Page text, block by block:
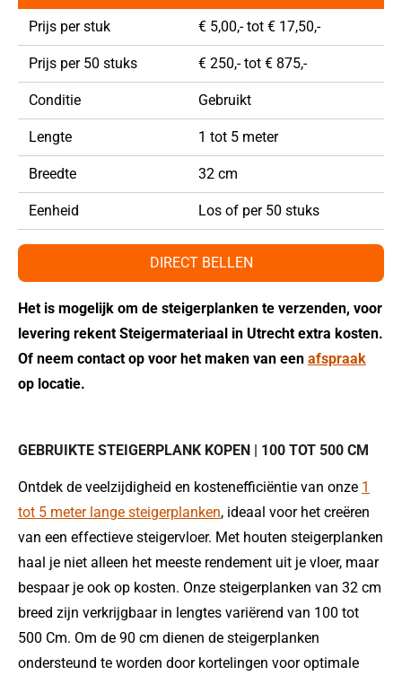
Prijs per stuk € 5,00,- tot € 17,50,-
Prijs per 50 stuks € 250,- tot € 875,-
Conditie Gebruikt
Lengte 1 tot 5 meter
Breedte 32 cm
Eenheid Los of per 50 stuks
DIRECT BELLEN
Het is mogelijk om de steigerplanken te verzenden, voor
levering rekent Steigermateriaal in Utrecht extra kosten.
Of neem contact op voor het maken van een afspraak
op locatie.
GEBRUIKTE STEIGERPLANK KOPEN | 100 TOT 500 CM
Ontdek de veelzijdigheid en kostenefficiëntie van onze 1
tot 5 meter lange steigerplanken, ideaal voor het creëren
van een effectieve steigervloer. Met houten steigerplanken
haal je niet alleen het meeste rendement uit je vloer, maar
bespaar je ook op kosten. Onze steigerplanken van 32 cm
breed zijn verkrijgbaar in lengtes variërend van 100 tot
500 Cm. Om de 90 cm dienen de steigerplanken
ondersteund te worden door kortelingen voor optimale